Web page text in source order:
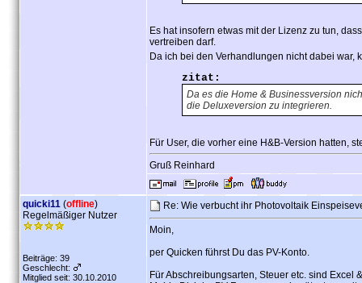
Es hat insofern etwas mit der Lizenz zu tun,
vertreiben darf.
Da ich bei den Verhandlungen nicht dabei
zitat:
Da es die Home & Businessversion
die Deluxeversion zu integrieren.
Für User, die vorher eine H&B-Version hatten,
Gruß Reinhard
quicki11 (offline)
Regelmäßiger Nutzer
Beiträge: 39
Geschlecht:
Mitglied seit: 30.10.2010
Re: Wie verbucht ihr Photovoltaik
Moin,
per Quicken führst Du das PV-Konto.
Für Abschreibungsarten, Steuer etc. sind Excel